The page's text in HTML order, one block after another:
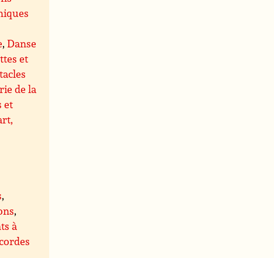
,Danse
et
de la
et
,
,
à